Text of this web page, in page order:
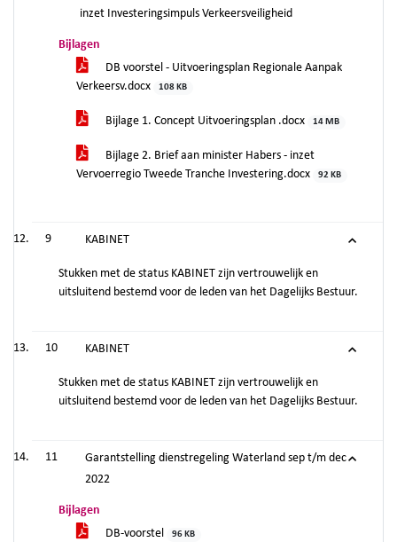
inzet Investeringsimpuls Verkeersveiligheid
Bijlagen
DB voorstel - Uitvoeringsplan Regionale Aanpak
Verkeersv.docx
108 KB
Bijlage 1. Concept Uitvoeringsplan .docx 14 MB
Bijlage 2. Brief aan minister Habers - inzet
Vervoerregio Tweede Tranche Investering.docx
92 KB
9 KABINET
Stukken met de status KABINET zijn vertrouwelijk en
uitsluitend bestemd voor de leden van het Dagelijks Bestuur.
10 KABINET
Stukken met de status KABINET zijn vertrouwelijk en
uitsluitend bestemd voor de leden van het Dagelijks Bestuur.
11
Garantstelling dienstregeling Waterland sep t/m dec
2022
Bijlagen
DB-voorstel
96 KB